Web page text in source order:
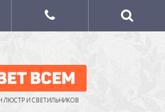
ЛЮСТР И СВЕТИЛЬНИКОВ